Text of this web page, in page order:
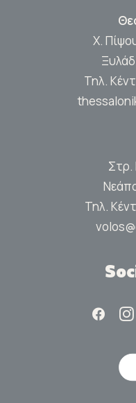
Χ.
Τηλ.
Στρ.
Τηλ.